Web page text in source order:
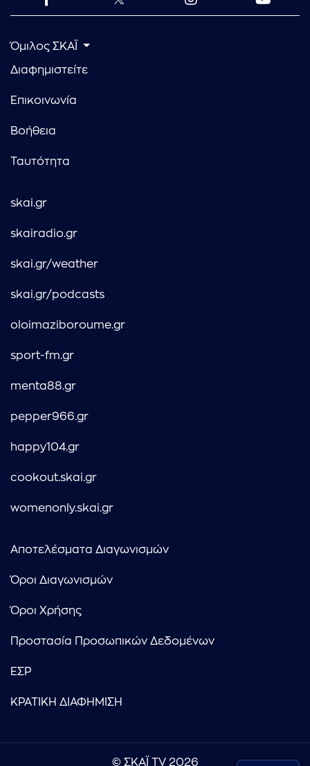
Όμιλος ΣΚΑΪ
Διαφημιστείτε
Επικοινωνία
Βοήθεια
Ταυτότητα
skai.gr
skairadio.gr
skai.gr/weather
skai.gr/podcasts
oloimaziboroume.gr
sport-fm.gr
menta88.gr
pepper966.gr
happy104.gr
cookout.skai.gr
womenonly.skai.gr
Αποτελέσματα Διαγωνισμών
Όροι Διαγωνισμών
Όροι Χρήσης
Προστασία Προσωπικών Δεδομένων
ΕΣΡ
ΚΡΑΤΙΚΗ ΔΙΑΦΗΜΙΣΗ
© ΣΚΑΪ TV 2026